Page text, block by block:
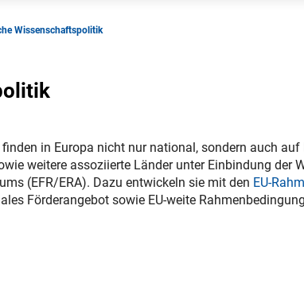
Wissenschaftspolitik
in Europa nicht nur national, sondern auch auf
weitere assoziierte Länder unter Einbindung der
(EFR/ERA). Dazu entwickeln sie mit den EU-
Förderangebot sowie EU-weite